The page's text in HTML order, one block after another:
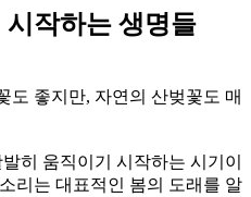
작하는 생명들
도 좋지만, 자연의 산벚꽃도 매
히 움직이기 시작하는 시기이
리는 대표적인 봄의 도래를 알